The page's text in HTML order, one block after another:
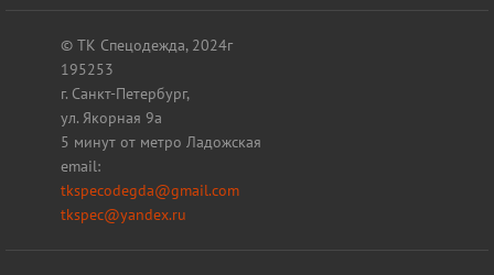
© ТК Спецодежда, 2024г
195253
г. Санкт-Петербург,
ул. Якорная 9а
5 минут от метро Ладожская
email:
tkspecodegda@gmail.com
tkspec@yandex.ru